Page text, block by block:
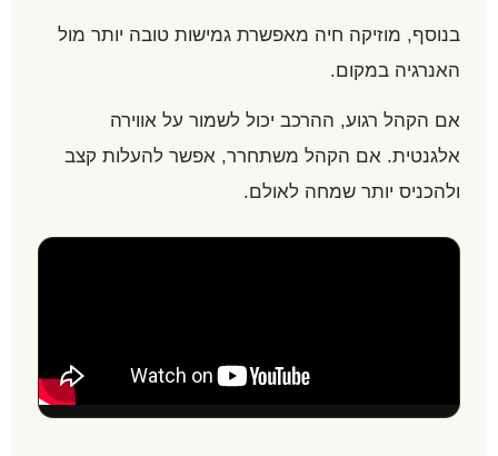
בנוסף, מוזיקה חיה מאפשרת גמישות טובה יותר מול
האנרגיה במקום.
אם הקהל רגוע, ההרכב יכול לשמור על אווירה
אלגנטית. אם הקהל משתחרר, אפשר להעלות קצב
ולהכניס יותר שמחה לאולם.